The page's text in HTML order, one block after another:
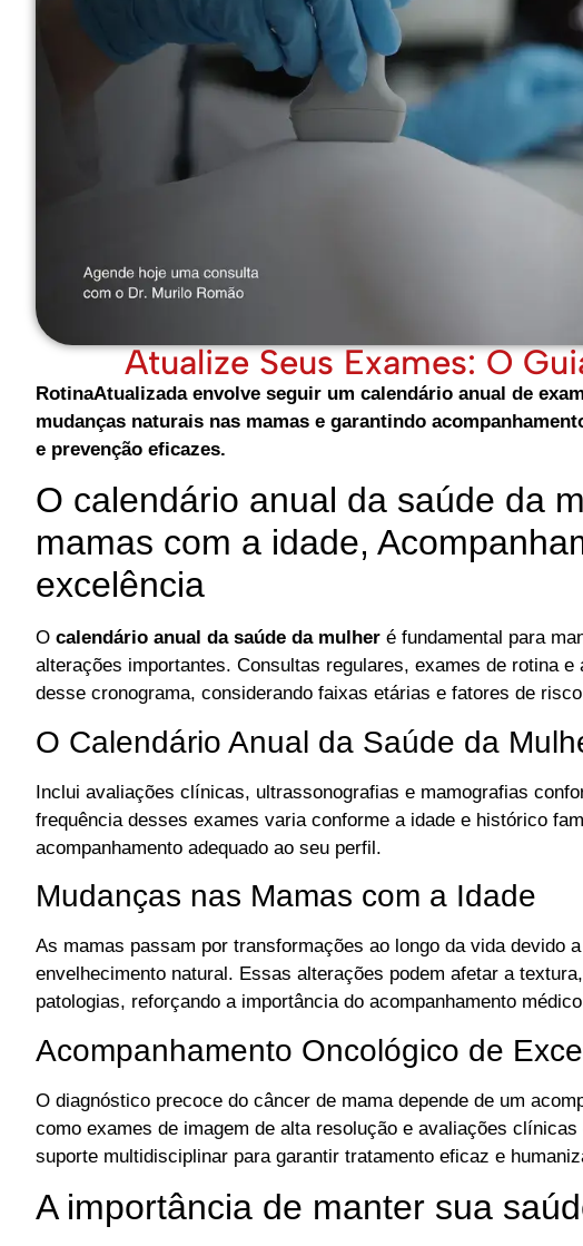
Atualize Seus Exames: O
RotinaAtualizada envolve seguir um calendário anual de
mudanças naturais nas mamas e garantindo
e prevenção eficazes.
O calendário anual da saúde da
mamas com a idade,
excelência
O calendário anual da saúde da mulher é fundamental para
alterações importantes. Consultas regulares, exames de rotina
desse cronograma, considerando faixas etárias e fatores de
O Calendário Anual da Saúde da
Inclui avaliações clínicas, ultrassonografias e mamografias
frequência desses exames varia conforme a idade e histórico
acompanhamento adequado ao seu perfil.
Mudanças nas Mamas com a Idade
As mamas passam por transformações ao longo da vida devido a
envelhecimento natural. Essas alterações podem afetar a
patologias, reforçando a importância do acompanhamento
Acompanhamento Oncológico de
O diagnóstico precoce do câncer de mama depende de um
como exames de imagem de alta resolução e avaliações
suporte multidisciplinar para garantir tratamento eficaz e
A importância de manter sua